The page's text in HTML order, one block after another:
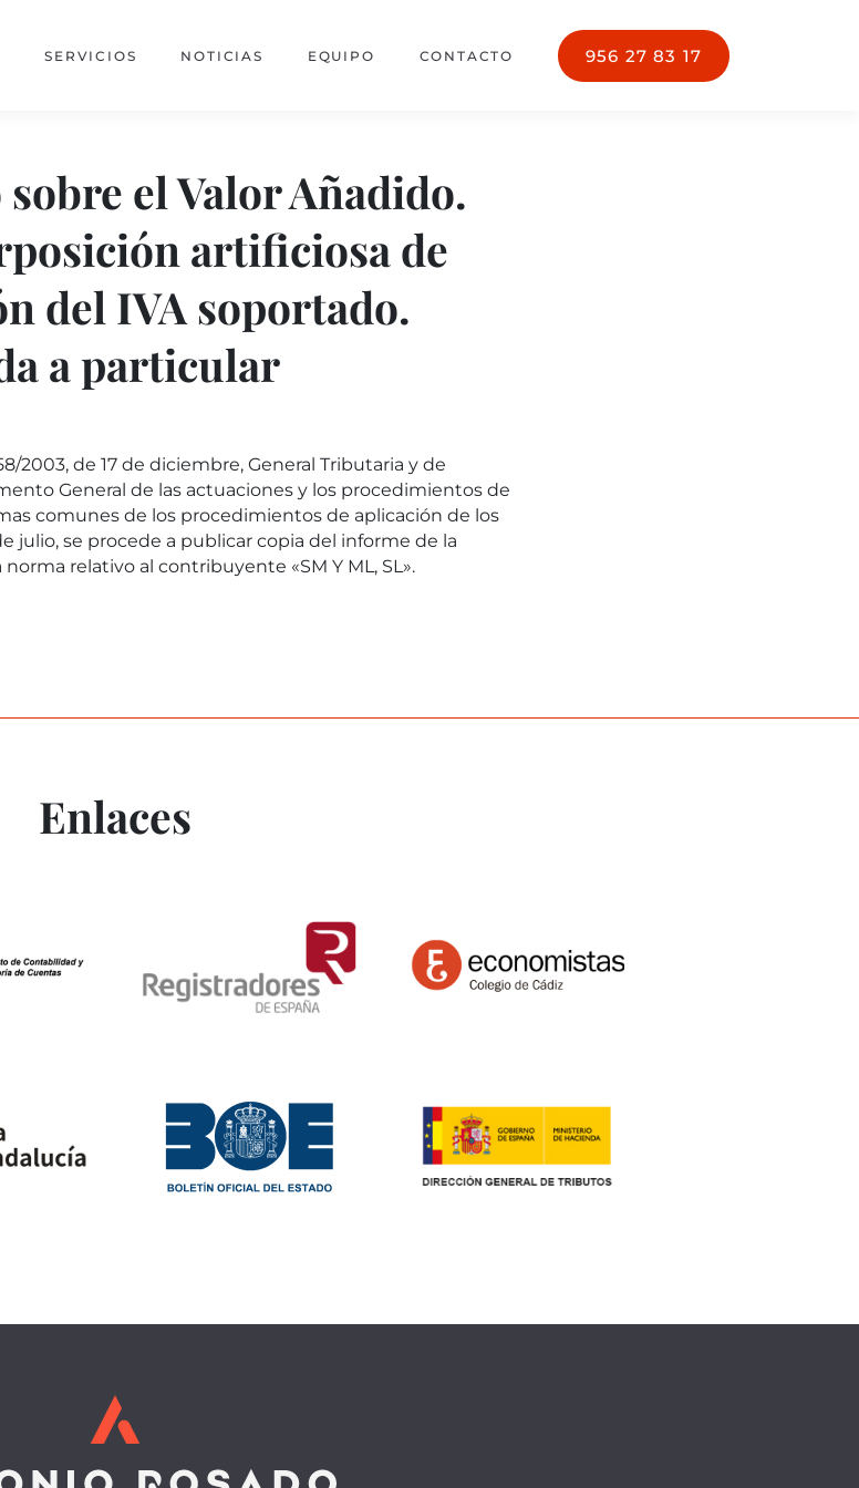
SERVICIOS NOTICIAS EQUIPO CONTACTO 956 27 83 17
el Valor Añadido.
artificiosa de
del IVA soportado.
a particular
2003, de 17 de diciembre, General Tributaria y de
General de las actuaciones y los procedimientos de
comunes de los procedimientos de aplicación de los
julio, se procede a publicar copia del informe de la
relativo al contribuyente «SM Y ML, SL».
Enlaces